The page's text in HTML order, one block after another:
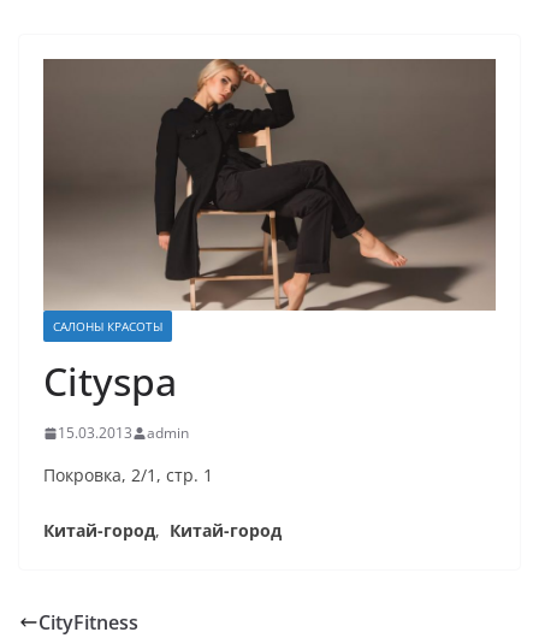
САЛОНЫ КРАСОТЫ
Cityspa
15.03.2013 admin
Покровка, 2/1, стр. 1
Китай-город, Китай-город
CityFitness